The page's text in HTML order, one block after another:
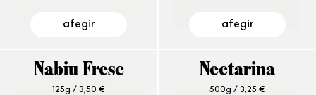
afegir afegir
Nabiu Fresc
125g / 3,50 €
Nectarina
500g / 3,25 €